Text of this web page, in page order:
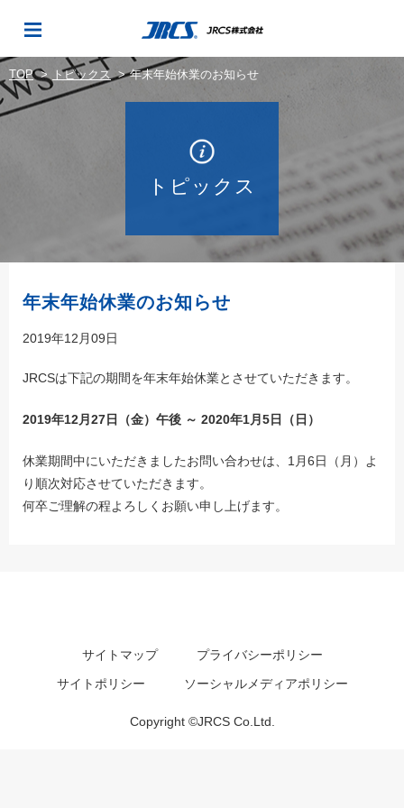
TOP トピックス 年末年始休業のお知らせ
トピックス
年末年始休業のお知らせ
2019年12月09日
JRCSは下記の期間を年末年始休業とさせていただきます。
2019年12月27日（金）午後 ～ 2020年1月5日（日）
休業期間中にいただきましたお問い合わせは、1月6日（月）よ
り順次対応させていただきます。
何卒ご理解の程よろしくお願い申し上げます。
サイトマップ
プライバシーポリシー
サイトポリシー
ソーシャルメディアポリシー
Copyright ©JRCS Co.Ltd.